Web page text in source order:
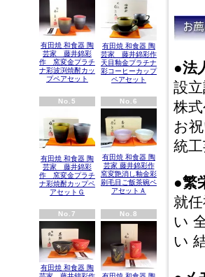
有田焼 和食器 陶
芸家 藤井錦彩
作 窯変金プラチ
ナ彩波渕焼酎カッ
プペアセット
有田焼 和食器 陶
芸家 藤井錦彩作
天目釉金プラチナ
彩コーヒーカップ
ペアセット
No.5
有田焼 和食器 陶
芸家 藤井錦彩
作 窯変金プラチ
ナ彩焼酎カップペ
アセットＧ
No.6
有田焼 和食器 陶
芸家 藤井錦彩作
窯変艶消し釉金彩
刷毛目ご飯茶碗ペ
アセットＡ
No.7
有田焼 和食器 陶
No.8
●法
設
株
お
統
●繁
就
い
い